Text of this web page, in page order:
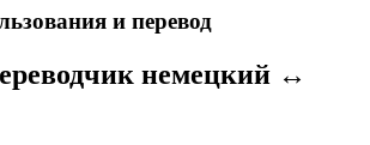
и перевод
немецкий ↔